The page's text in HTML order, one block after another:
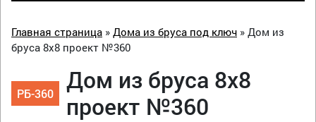
Главная страница » Дома из бруса под ключ » Дом из
бруса 8х8 проект №360
РБ-360
Дом из бруса 8х8
проект №360